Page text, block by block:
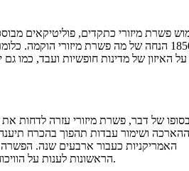
פשרת מיזורי כתקדים, פוליטיקאים
1850 הנחה של מה פשרת מיזורי הוקמה.
האיזון של מדינות חופשיות ועבד, כמו גם
של דבר, פשרת מיזורי עזרה לדחות
ההארכה ושימור עבדות תהפוך בהכרח
האמריקניות כעבור ארבעים שנה.
הראשונות לענות על הוויכוח על עבדות והתפשטותה.